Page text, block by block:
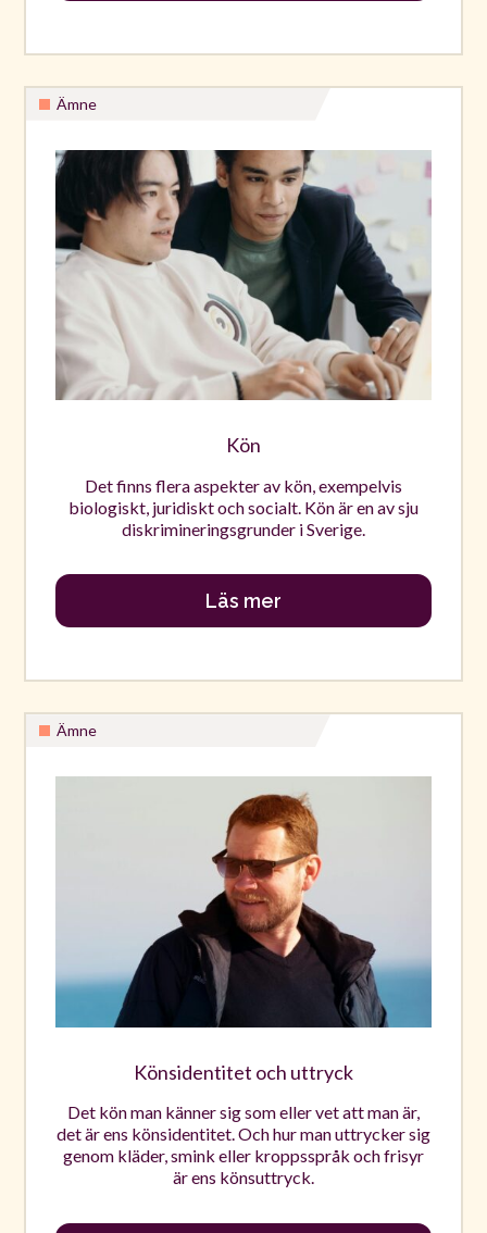
Ämne
Kön
Det finns flera aspekter av kön, exempelvis
biologiskt, juridiskt och socialt. Kön är en av sju
diskrimineringsgrunder i Sverige.
Läs mer
Ämne
Könsidentitet och uttryck
Det kön man känner sig som eller vet att man är,
det är ens könsidentitet. Och hur man uttrycker sig
genom kläder, smink eller kroppsspråk och frisyr
är ens könsuttryck.